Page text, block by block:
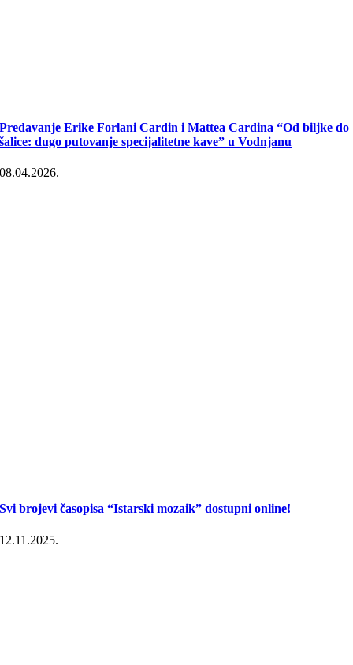
Predavanje Erike Forlani Cardin i Mattea Cardina “Od biljke do
šalice: dugo putovanje specijalitetne kave” u Vodnjanu
08.04.2026.
Svi brojevi časopisa “Istarski mozaik” dostupni online!
12.11.2025.